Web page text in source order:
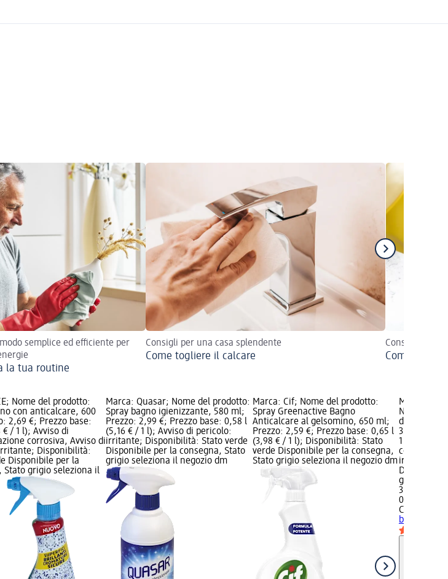
semplice ed efficiente per
la tua routine
Consigli per una casa splendente
Come togliere il calcare
Consigli e
Come pulire
Nome del prodotto:
con anticalcare, 600
2,69 €; Prezzo base:
/ 1 l); Avviso di
corrosiva, Avviso di
Disponibilità:
Disponibile per la
Stato grigio seleziona il
Marca: Quasar; Nome del prodotto:
Spray bagno igienizzante, 580 ml;
Prezzo: 2,99 €; Prezzo base: 0,58 l
(5,16 € / 1 l); Avviso di pericolo:
irritante; Disponibilità: Stato verde
Disponibile per la consegna, Stato
grigio seleziona il negozio dm
Marca: Cif; Nome del prodotto:
Spray Greenactive Bagno
Anticalcare al gelsomino, 650 ml;
Prezzo: 2,59 €; Prezzo base: 0,65 l
(3,98 € / 1 l); Disponibilità: Stato
verde Disponibile per la consegna,
Stato grigio seleziona il negozio dm
Marca:
Nome del
3,29 €;
1 l); Avviso
corrosiva,
irritante;
Disponibile
grigio
3,29 €
0,65 l (5,06
Citrosil
bagno